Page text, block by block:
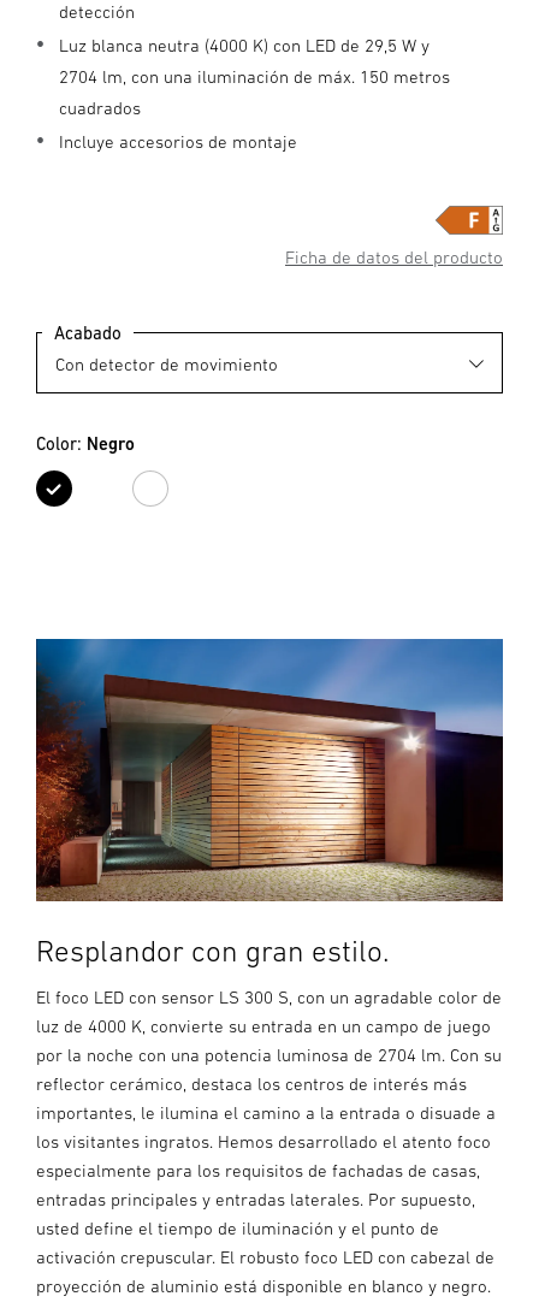
detección
Luz blanca neutra (4000 K) con LED de 29,5 W y
2704 lm, con una iluminación de máx. 150 metros
cuadrados
Incluye accesorios de montaje
Ficha de datos del producto
Acabado
Color: Negro
NegroBlanco
Resplandor con gran estilo.
El foco LED con sensor LS 300 S, con un agradable color de
luz de 4000 K, convierte su entrada en un campo de juego
por la noche con una potencia luminosa de 2704 lm. Con su
reflector cerámico, destaca los centros de interés más
importantes, le ilumina el camino a la entrada o disuade a
los visitantes ingratos. Hemos desarrollado el atento foco
especialmente para los requisitos de fachadas de casas,
entradas principales y entradas laterales. Por supuesto,
usted define el tiempo de iluminación y el punto de
activación crepuscular. El robusto foco LED con cabezal de
proyección de aluminio está disponible en blanco y negro.